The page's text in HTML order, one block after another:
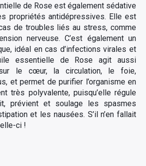
de Rose est également sédative
propriétés antidépressives. Elle est
de troubles liés au stress, comme
nerveuse. C’est également un
idéal en cas d’infections virales et
essentielle de Rose agit aussi
le cœur, la circulation, le foie,
et permet de purifier l’organisme en
très polyvalente, puisqu’elle régule
prévient et soulage les spasmes
et les nausées. S’il n’en fallait
ci !